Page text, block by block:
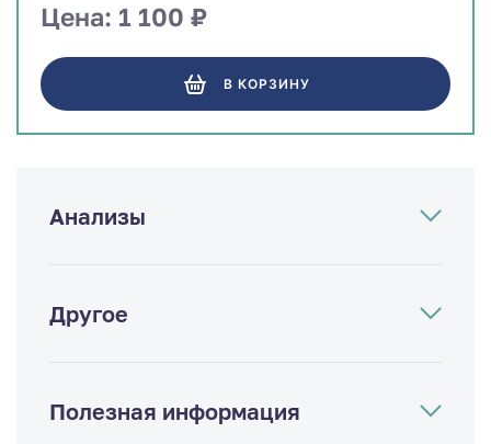
Анализы
Другое
Полезная информация
Цена: 1 100 ₽
В КОРЗИНУ